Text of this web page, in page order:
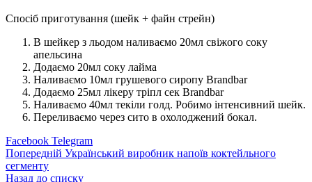
Спосіб приготування (шейк + файн стрейн)
В шейкер з льодом наливаємо 20мл свіжого соку
апельсина
Додаємо 20мл соку лайма
Наливаємо 10мл грушевого сиропу Brandbar
Додаємо 25мл лікеру тріпл сек Brandbar
Наливаємо 40мл текіли голд. Робимо інтенсивний шейк.
Переливаємо через сито в охолоджений бокал.
Facebook Telegram
Попередній Український виробник напоїв коктейльного
сегменту
Назад до списку